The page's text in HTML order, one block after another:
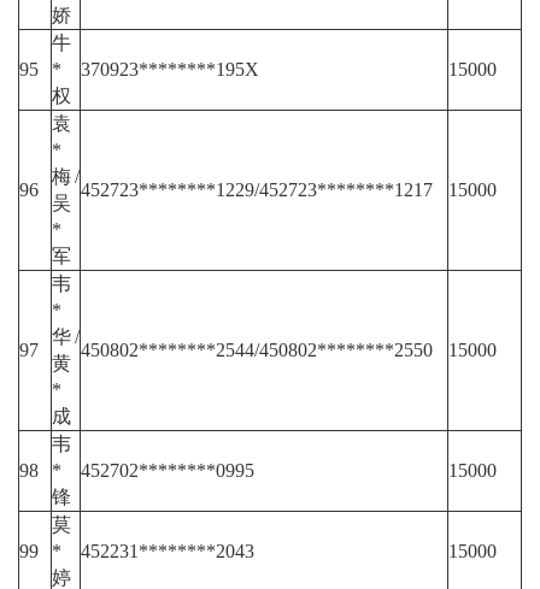
娇
95
牛
*
权
370923********195X 15000
96
袁
*
梅/
吴
*
军
452723********1229/452723********1217 15000
97
韦
*
华/
黄
*
成
450802********2544/450802********2550 15000
98
韦
*
锋
452702********0995 15000
99
莫
*
婷
452231********2043 15000